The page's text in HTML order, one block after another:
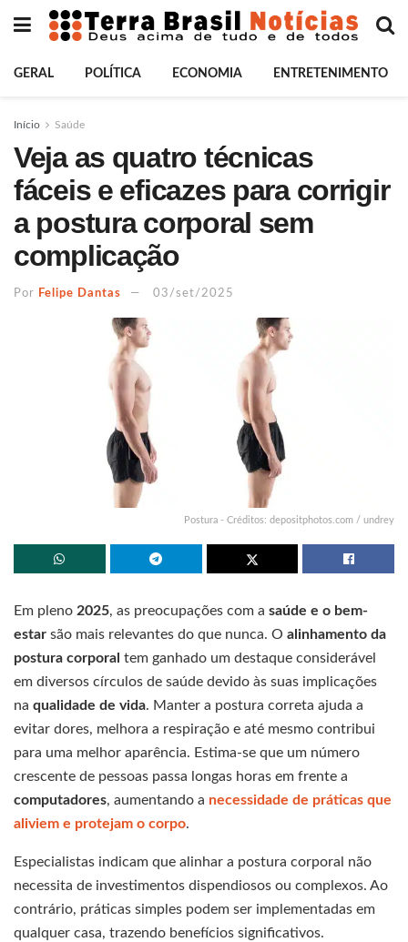
GERAL POLÍTICA ECONOMIA ENTRETENIMENTO
Início Saúde
Veja as quatro técnicas
fáceis e eficazes para corrigir
a postura corporal sem
complicação
Por Felipe Dantas 03/set/2025
Postura - Créditos: depositphotos.com / undrey
Em pleno 2025, as preocupações com a saúde e o bem-
estar são mais relevantes do que nunca. O alinhamento da
postura corporal tem ganhado um destaque considerável
em diversos círculos de saúde devido às suas implicações
na qualidade de vida. Manter a postura correta ajuda a
evitar dores, melhora a respiração e até mesmo contribui
para uma melhor aparência. Estima-se que um número
crescente de pessoas passa longas horas em frente a
computadores, aumentando a necessidade de práticas que
aliviem e protejam o corpo.
Especialistas indicam que alinhar a postura corporal não
necessita de investimentos dispendiosos ou complexos. Ao
contrário, práticas simples podem ser implementadas em
qualquer casa, trazendo benefícios significativos.